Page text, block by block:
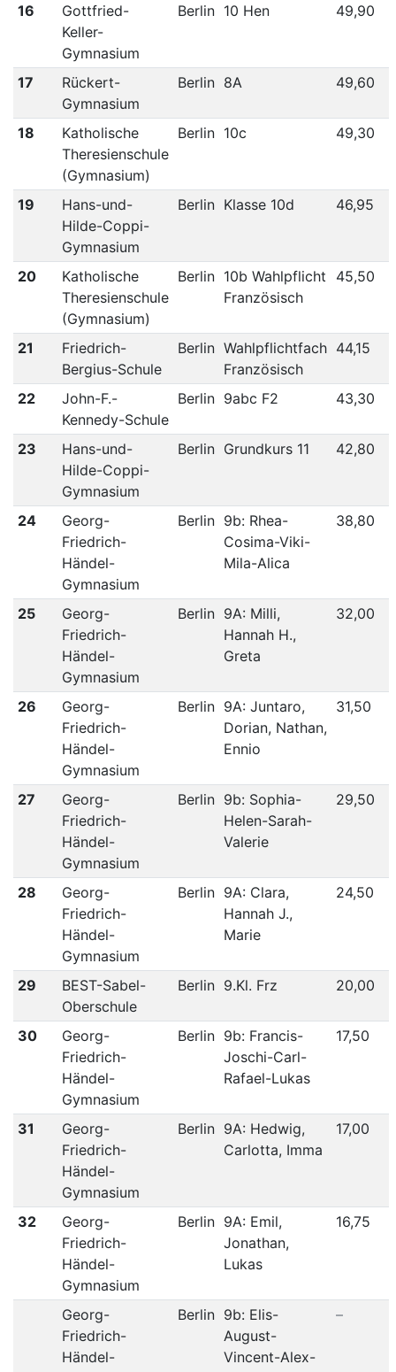
16
Gottfried-
Keller-
Gymnasium
Berlin 10 Hen 49,90
17
Rückert-
Gymnasium
Berlin 8A 49,60
18
Katholische
Theresienschule
(Gymnasium)
Berlin 10c 49,30
19
Hans-und-
Hilde-Coppi-
Gymnasium
Berlin Klasse 10d 46,95
20
Katholische
Theresienschule
(Gymnasium)
Berlin 10b Wahlpflicht
Französisch
45,50
21
Friedrich-
Bergius-Schule
Berlin Wahlpflichtfach
Französisch
44,15
22
John-F.-
Kennedy-Schule
Berlin 9abc F2 43,30
23
Hans-und-
Hilde-Coppi-
Gymnasium
Berlin Grundkurs 11 42,80
24
Georg-
Friedrich-
Händel-
Gymnasium
Berlin 9b: Rhea-
Cosima-Viki-
Mila-Alica
38,80
25
Georg-
Friedrich-
Händel-
Gymnasium
Berlin 9A: Milli,
Hannah H.,
Greta
32,00
26
Georg-
Friedrich-
Händel-
Gymnasium
Berlin 9A: Juntaro,
Dorian, Nathan,
Ennio
31,50
27
Georg-
Friedrich-
Händel-
Gymnasium
Berlin 9b: Sophia-
Helen-Sarah-
Valerie
29,50
28
Georg-
Friedrich-
Händel-
Gymnasium
Berlin 9A: Clara,
Hannah J.,
Marie
24,50
29
BEST-Sabel-
Oberschule
Berlin 9.Kl. Frz 20,00
30
Georg-
Friedrich-
Händel-
Gymnasium
Berlin 9b: Francis-
Joschi-Carl-
Rafael-Lukas
17,50
31
Georg-
Friedrich-
Händel-
Gymnasium
Berlin 9A: Hedwig,
Carlotta, Imma
17,00
32
Georg-
Friedrich-
Händel-
Gymnasium
Berlin 9A: Emil,
Jonathan,
Lukas
16,75
Georg-
Friedrich-
Händel-
Berlin 9b: Elis-
August-
Vincent-Alex-
–